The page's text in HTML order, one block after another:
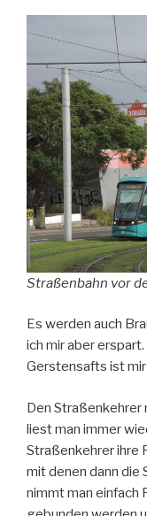
Straßenbahn vor
Es werden auch
ich mir aber
Gerstensafts ist
Den Straßenkehrer
liest man immer
Straßenkehrer ihre
mit denen dann die
nimmt man einfach